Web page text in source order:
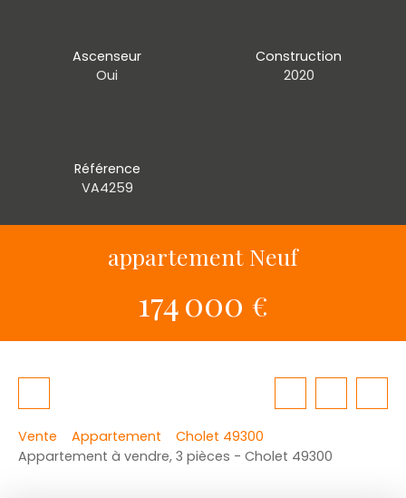
Ascenseur
Oui
Construction
2020
Référence
VA4259
appartement Neuf
174 000 €
Vente Appartement
Cholet 49300
Appartement à vendre, 3 pièces - Cholet 49300